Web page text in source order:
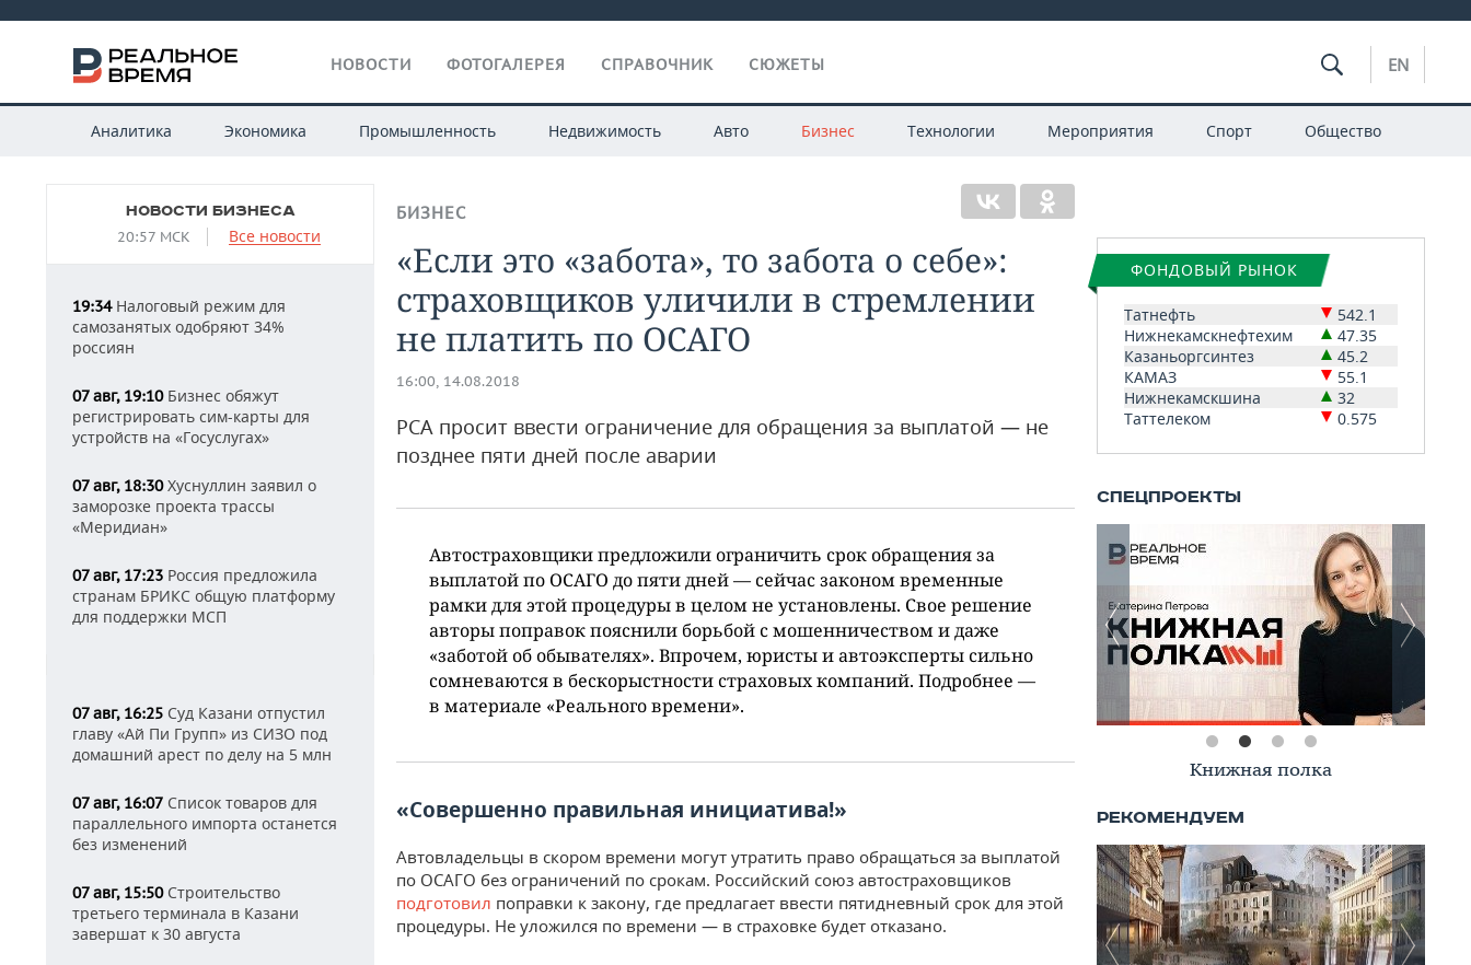
НОВОСТИ ФОТОГАЛЕРЕЯ СПРАВОЧНИК СЮЖЕТЫ EN
Аналитика Экономика Промышленность Недвижимость Авто Бизнес Технологии Мероприятия Спорт Общество
НОВОСТИ БИЗНЕСА
20:57 МСК Все новости
19:34Налоговый режим для
самозанятых одобряют 34%
россиян
07 авг, 19:10Бизнес обяжут
регистрировать сим-карты для
устройств на «Госуслугах»
07 авг, 18:30Хуснуллин заявил о
заморозке проекта трассы
«Меридиан»
07 авг, 17:23 Россия предложила
странам БРИКС общую платформу
для поддержки МСП
07 авг, 16:25 Суд Казани отпустил
главу «Ай Пи Групп» из СИЗО под
домашний арест по делу на 5 млн
07 авг, 16:07 Список товаров для
параллельного импорта останется
без изменений
07 авг, 15:50Строительство
третьего терминала в Казани
завершат к 30 августа
БИЗНЕС
«Если это «забота», то забота о себе»:
страховщиков уличили в стремлении
не платить по ОСАГО
16:00, 14.08.2018
РСА просит ввести ограничение для обращения за выплатой — не
позднее пяти дней после аварии
Автостраховщики предложили ограничить срок обращения за
выплатой по ОСАГО до пяти дней — сейчас законом временные
рамки для этой процедуры в целом не установлены. Свое решение
авторы поправок пояснили борьбой с мошенничеством и даже
«заботой об обывателях». Впрочем, юристы и автоэксперты сильно
сомневаются в бескорыстности страховых компаний. Подробнее —
в материале «Реального времени».
«Совершенно правильная инициатива!»
Автовладельцы в скором времени могут утратить право обращаться за выплатой
по ОСАГО без ограничений по срокам. Российский союз автостраховщиков
подготовил поправки к закону, где предлагает ввести пятидневный срок для этой
процедуры. Не уложился по времени — в страховке будет отказано.
ФОНДОВЫЙ РЫНОК
Татнефть
542.1
Нижнекамскнефтехим
47.35
Казаньоргсинтез
45.2
КАМАЗ
55.1
Нижнекамскшина
32
Таттелеком
0.575
Книжная полка